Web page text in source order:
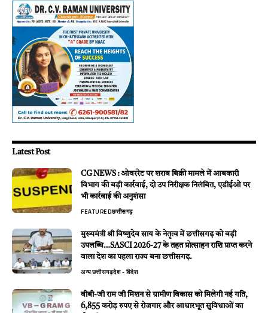
Latest Post
CG NEWS : ओवररेट पर शराब बिक्री मामले में आबकारी
विभाग की बड़ी कार्रवाई, दो उप निरीक्षक निलंबित, एडीईओ पर
भी कार्रवाई की अनुशंसा
FEATUREDछत्तीसगढ़
मुख्यमंत्री श्री विष्णुदेव साय के नेतृत्व में छत्तीसगढ़ को बड़ी
उपलब्धि…SASCI 2026-27 के तहत प्रोत्साहन राशि प्राप्त करने
वाला देश का पहला राज्य बना छत्तीसगढ़.
अन्यछत्तीसगढ़देश - विदेश
वीबी-जी राम जी मिशन से ग्रामीण विकास को मिलेगी नई गति,
6,855 करोड़ रुपए से रोजगार और आधारभूत सुविधाओं का